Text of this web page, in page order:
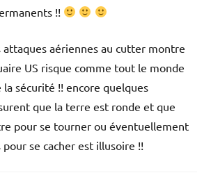
!!
attaques aériennes au cutter montre
US risque comme tout le monde
sécurité !! encore quelques
que la terre est ronde et que
pour se tourner ou éventuellement
se cacher est illusoire !!